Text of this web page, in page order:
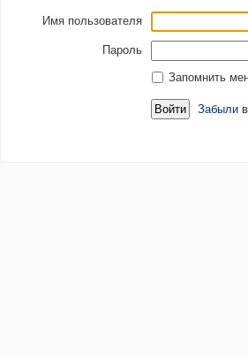
Имя пользователя
Пароль
Запомнить
Забыли